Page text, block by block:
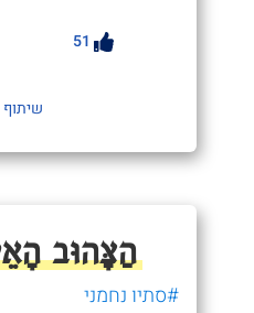
51
שיתוף
הַצָּהוּב
#סתיו נחמני